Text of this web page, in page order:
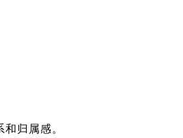
归属感。